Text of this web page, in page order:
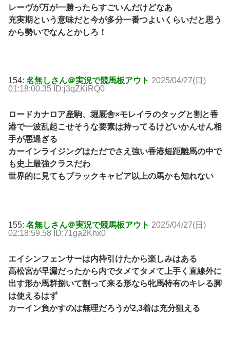
レーヴが万が一勝ったらすごいんだけどなあ
充実期という意味だと今が多分一番つよいくらいだと思う
から勢いでなんとかしろ！
154: 名無しさん＠実況で競馬板アウト 2025/04/27(日)
01:18:00.35 ID:j3qZKiRQ0
ロードカナロア産駒、堀厩舎×モレイラのタッグと割と香
港で一波乱起こせそうな要素は持ってるけどいかんせん相
手が悪過ぎる
カーインライジングはただでさえ強い香港短距離馬の中で
も史上最強クラスだわ
世界的に見てもブラックキャビア以上の馬かも知れない
155: 名無しさん＠実況で競馬板アウト 2025/04/27(日)
02:18:59.58 ID:71ga2Khx0
エイシンフェンサーは内枠引けたから楽しみはある
高松宮が早漏だったから内でタメてタメて上手く直線外に
出す形か馬群捌いて割って来る形なら牝馬特有のキレる脚
は使えるはず
カーイン負かすのは無理だろうが2,3着は充分狙える